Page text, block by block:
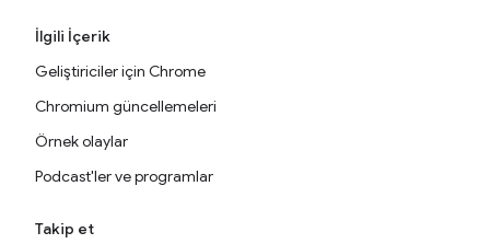
İlgili İçerik
Geliştiriciler için Chrome
Chromium güncellemeleri
Örnek olaylar
Podcast'ler ve programlar
Takip et